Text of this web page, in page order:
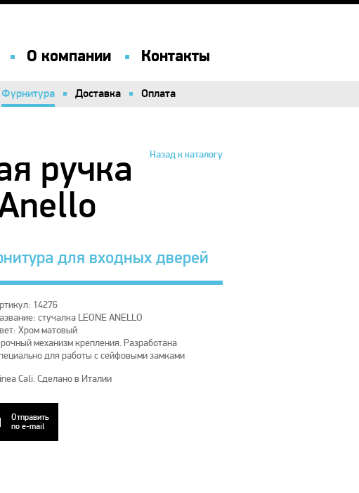
О компании Контакты
О компании Контакты
Фурнитура Доставка Оплата
Фурнитура Доставка Оплата
Назад к каталогу
ручка
для входных дверей
14276
стучалка LEONE ANELLO
Хром матовый
механизм крепления. Разработана
для работы с сейфовыми замками
Cali. Сделано в Италии
Отправить
по e-mail